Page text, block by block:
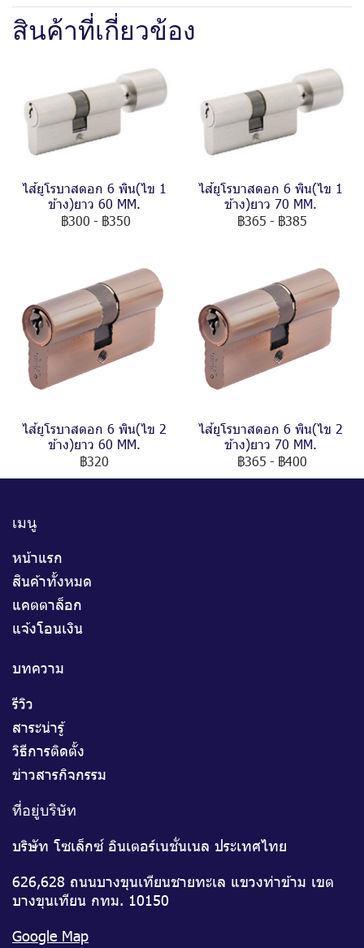
สินค้าที่เกี่ยวข้อง
ไส้ยูโรบาสดอก 6 พิน(ไข 1
ข้าง)ยาว 60 MM.
฿300 - ฿350
ไส้ยูโรบาสดอก 6 พิน(ไข 1
ข้าง)ยาว 70 MM.
฿365 - ฿385
ไส้ยูโรบาสดอก 6 พิน(ไข 2
ข้าง)ยาว 60 MM.
฿320
ไส้ยูโรบาสดอก 6 พิน(ไข 2
ข้าง)ยาว 70 MM.
฿365 - ฿400
เมนู
หน้าแรก
สินค้าทั้งหมด
แคตตาล็อก
แจ้งโอนเงิน
บทความ
รีวิว
สาระน่ารู้
วิธีการติดตั้ง
ข่าวสารกิจกรรม
ที่อยู่บริษัท
บริษัท โซเล็กซ์ อินเตอร์เนชั่นเนล ประเทศไทย
626,628 ถนนบางขุนเทียนชายทะเล แขวงท่าข้าม เขต
บางขุนเทียน กทม. 10150
Google Map